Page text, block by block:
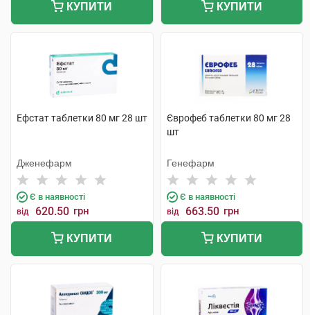
КУПИТИ КУПИТИ
Ефстат таблетки 80 мг 28 шт
Дженефарм
Є в наявності
від 620.50 грн
КУПИТИ
Єврофеб таблетки 80 мг 28
шт
Генефарм
Є в наявності
від 663.50 грн
КУПИТИ